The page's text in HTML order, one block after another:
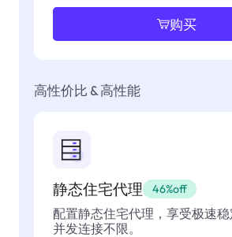
购买
高性价比 & 高性能
静态住宅代理 46%off
配置静态住宅代理，享受极速
并发连接不限。